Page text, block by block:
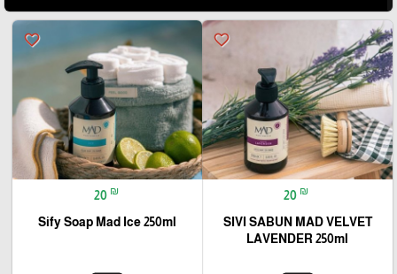
favorite_border
20 ₪
SIVI SABUN MAD VELVET
LAVENDER 250ml
favorite_border
20 ₪
Sify Soap Mad Ice 250ml